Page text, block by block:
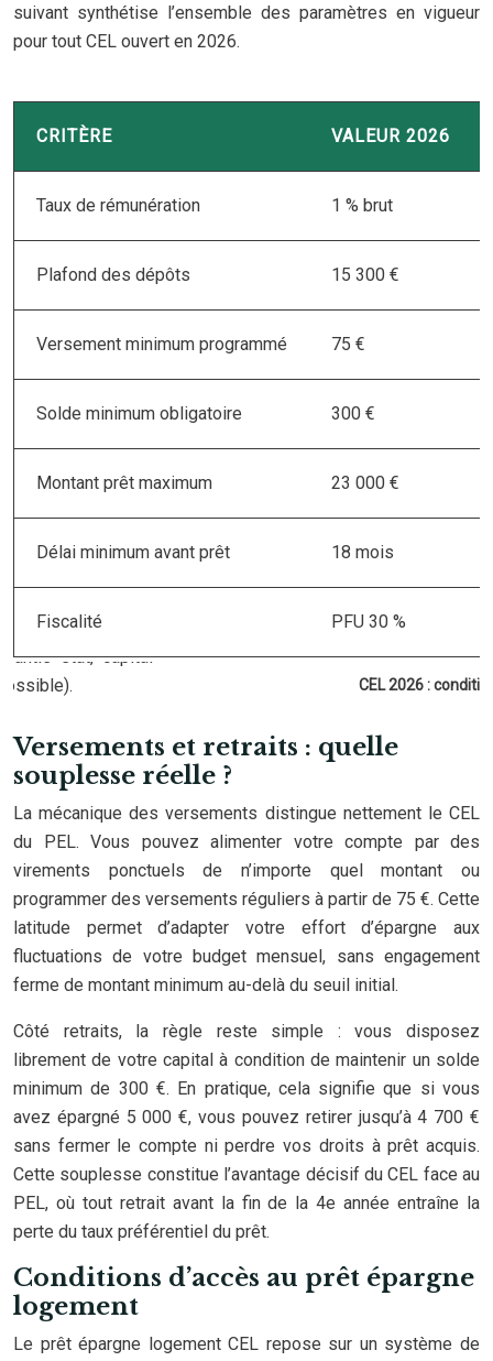
suivant synthétise l’ensemble des paramètres en vigueur
pour tout CEL ouvert en 2026.
CEL 2026 :
CRITÈRE VALEUR 2026
Taux de rémunération 1 % brut
Plafond des dépôts 15 300 €
Versement minimum programmé 75 €
Solde minimum obligatoire 300 €
Montant prêt maximum 23 000 €
Délai minimum avant prêt 18 mois
Fiscalité PFU 30 %
Versements et retraits : quelle
souplesse réelle ?
La mécanique des versements distingue nettement le CEL
du PEL. Vous pouvez alimenter votre compte par des
virements ponctuels de n’importe quel montant ou
programmer des versements réguliers à partir de 75 €. Cette
latitude permet d’adapter votre effort d’épargne aux
fluctuations de votre budget mensuel, sans engagement
ferme de montant minimum au-delà du seuil initial.
Côté retraits, la règle reste simple : vous disposez
librement de votre capital à condition de maintenir un solde
minimum de 300 €. En pratique, cela signifie que si vous
avez épargné 5 000 €, vous pouvez retirer jusqu’à 4 700 €
sans fermer le compte ni perdre vos droits à prêt acquis.
Cette souplesse constitue l’avantage décisif du CEL face au
PEL, où tout retrait avant la fin de la 4e année entraîne la
perte du taux préférentiel du prêt.
Conditions d’accès au prêt épargne
logement
Le prêt épargne logement CEL repose sur un système de